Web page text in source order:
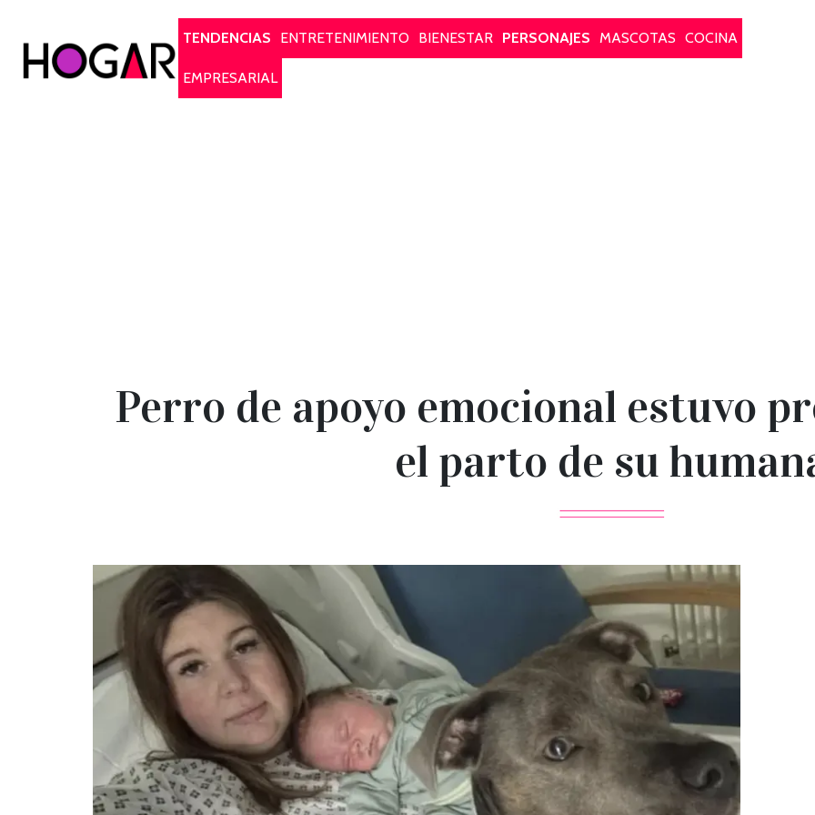
TENDENCIAS
ENTRETENIMIENTO BIENESTAR PERSONAJES MASCOTAS COCINA
EMPRESARIAL
Perro de apoyo emocional estuvo
el parto de su